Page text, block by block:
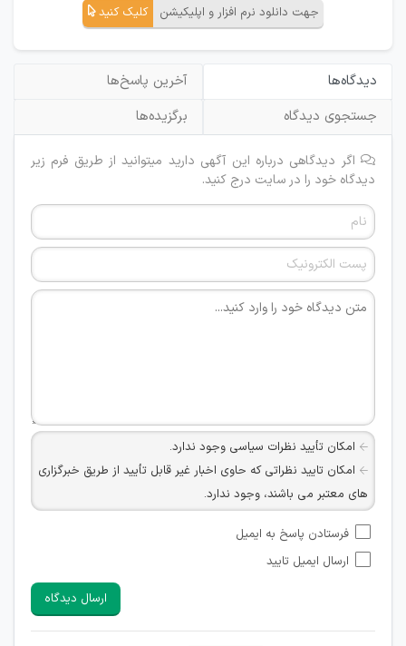
جهت دانلود نرم افزار و اپلیکیشن کلیک کنید
دیدگاه‌ها
آخرین پاسخ‌ها
جستجوی دیدگاه
برگزیده‌ها
اگر دیدگاهی درباره این آگهی دارید میتوانید از طریق فرم زیر
دیدگاه خود را در سایت درج کنید.
امکان تأیید نظرات سیاسی وجود ندارد.
امکان تایید نظراتی که حاوی اخبار غیر قابل تأیید از طریق خبرگزاری
های معتبر می باشند، وجود ندارد.
شبکه های مجازی ارتباطی می باشند وجود ندارد.
امکان تأیید نظرات کاربرانی که به هر طریقی قصد مأیوس کردن
هرگونه تحریک، تحقیر و کنایه به سایر افراد (مسئول و غیر مسئول)
غیر مجاز می باشد.
فرستادن پاسخ به ایمیل
ارسال ایمیل تایید
ارسال دیدگاه